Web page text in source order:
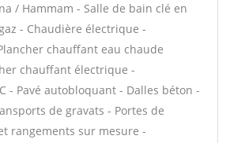
/ Hammam - Salle de bain clé en
- Chaudière électrique -
chauffant eau chaude
chauffant électrique -
- Pavé autobloquant - Dalles béton -
de gravats - Portes de
rangements sur mesure -